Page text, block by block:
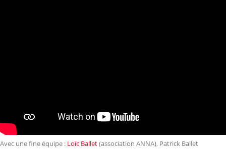
Avec une fine équipe : Loïc Ballet(association ANNA), Patrick Ballet